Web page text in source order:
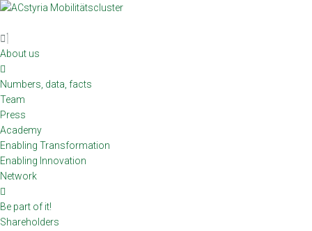
Skip
content
About us
Numbers, data, facts
Team
Press
Academy
Enabling Transformation
Enabling Innovation
Network
Be part of it!
Shareholders